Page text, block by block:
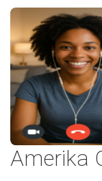
Amerika